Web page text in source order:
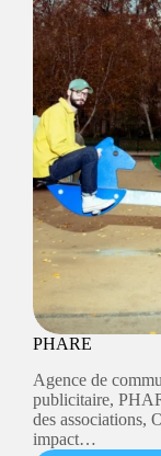
PHARE
Agence de
publicitaire,
des associations,
impact…